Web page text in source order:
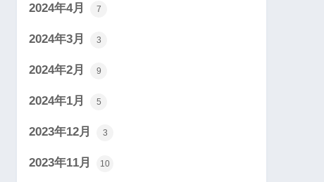
2024年4月 7
2024年3月 3
2024年2月 9
2024年1月 5
2023年12月 3
2023年11月 10